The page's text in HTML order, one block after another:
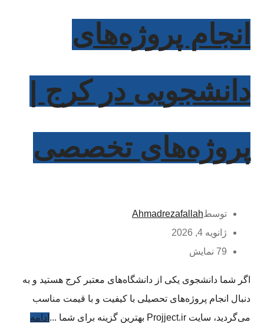
انجام پروژه‌های
دانشجویی در کرج |
پروژه‌های تخصصی
توسطAhmadrezafallah
ژانویه 4, 2026
79 نمایش
اگر شما دانشجوی یکی از دانشگاه‌های معتبر کرج هستید و به
دنبال انجام پروژه‌های تحصیلی با کیفیت و با قیمت مناسب
می‌گردید، سایت Projject.ir بهترین گزینه برای شما ...
ادامه